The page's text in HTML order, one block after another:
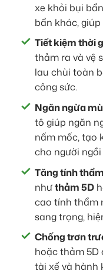
xe khỏi bụi
bẩn khác,
Tiết kiệm thời
thảm ra và vệ
lau chùi toàn
công sức.
Ngăn ngừa
tô giúp ngăn
nấm mốc, tạo
cho người
Tăng tính
nhưthảm 5D
cao tính thẩm
sang trọng,
Chống trơn
hoặc thảm 5D
tài xế và hành